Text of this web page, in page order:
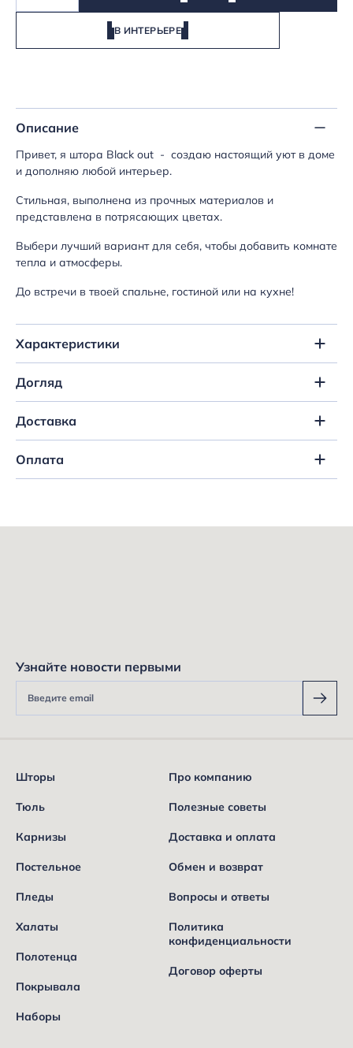
В ИНТЕРЬЕРЕ
Описание
Привет, я штора Black out - создаю настоящий уют в доме
и дополняю любой интерьер.
Стильная, выполнена из прочных материалов и
представлена в потрясающих цветах.
Выбери лучший вариант для себя, чтобы добавить комнате
тепла и атмосферы.
До встречи в твоей спальне, гостиной или на кухне!
Характеристики
Догляд
Доставка
Оплата
Узнайте новости первыми
Шторы
Тюль
Карнизы
Постельное
Пледы
Халаты
Полотенца
Покрывала
Наборы
Про компанию
Полезные советы
Доставка и оплата
Обмен и возврат
Вопросы и ответы
Политика
конфиденциальности
Договор оферты